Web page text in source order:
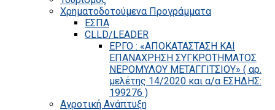
Χρηματοδοτούμενα Προγράμματα
ΕΣΠΑ
CLLD/LEADER
ΕΡΓΟ : «ΑΠΟΚΑΤΑΣΤΑΣΗ ΚΑΙ
ΕΠΑΝΑΧΡΗΣΗ ΣΥΓΚΡΟΤΗΜΑΤΟΣ
ΝΕΡΟΜΥΛΟΥ ΜΕΤΑΓΓΙΤΣΙΟΥ» ( αρ.
μελέτης 14/2020 και α/α ΕΣΗΔΗΣ:
199276 )
Αγροτική Ανάπτυξη